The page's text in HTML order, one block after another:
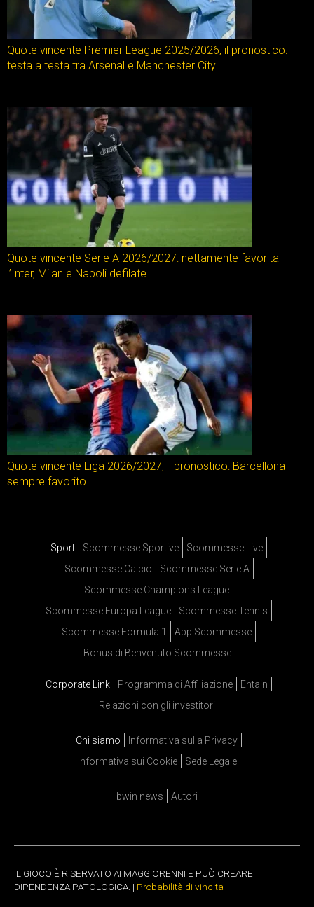
Quote vincente Premier League 2025/2026, il pronostico:
testa a testa tra Arsenal e Manchester City
Quote vincente Serie A 2026/2027: nettamente favorita
l’Inter, Milan e Napoli defilate
Quote vincente Liga 2026/2027, il pronostico: Barcellona
sempre favorito
Sport Scommesse Sportive
Scommesse Live
Scommesse Calcio
Scommesse Serie A
Scommesse Champions League
Scommesse Europa League
Scommesse Tennis
Scommesse Formula 1
App Scommesse
Bonus di Benvenuto Scommesse
Corporate Link Programma di Affiliazione
Entain
Relazioni con gli investitori
Chi siamo
Informativa sulla Privacy
Informativa sui Cookie
Sede Legale
bwin news Autori
IL GIOCO È RISERVATO AI MAGGIORENNI E PUÒ CREARE
DIPENDENZA PATOLOGICA. | Probabilità di vincita